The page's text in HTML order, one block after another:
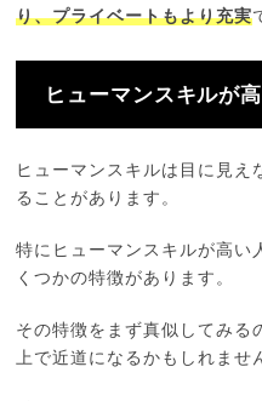
り、プライベートもより充実
ヒューマンスキルが
ヒューマンスキルは目に見え
ることがあります。
特にヒューマンスキルが高い
くつかの特徴があります。
その特徴をまず真似してみる
上で近道になるかもしれませ